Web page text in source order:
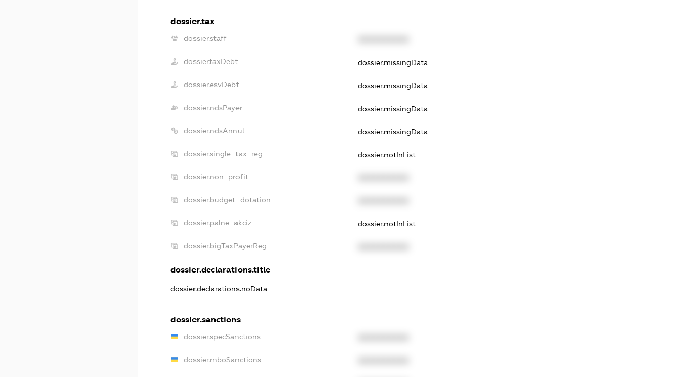
dossier.tax
dossier.staff
dossier.taxDebt dossier.missingData
dossier.esvDebt dossier.missingData
dossier.ndsPayer dossier.missingData
dossier.ndsAnnul dossier.missingData
dossier.single_tax_reg dossier.notInList
dossier.non_profit
dossier.budget_dotation
dossier.palne_akciz dossier.notInList
dossier.bigTaxPayerReg
dossier.declarations.title
dossier.declarations.noData
dossier.sanctions
dossier.specSanctions
dossier.rnboSanctions